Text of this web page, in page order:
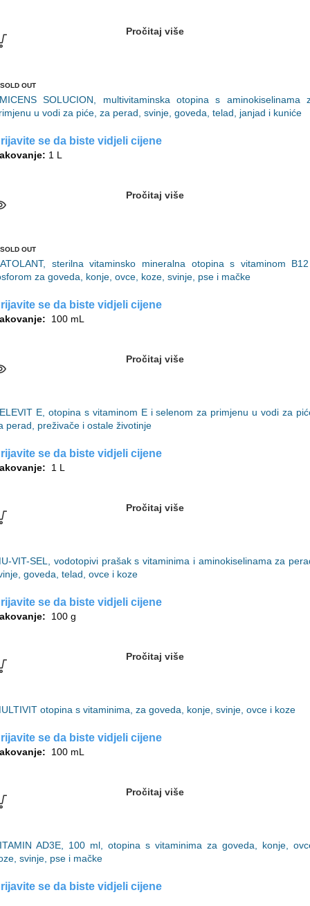
Pročitaj više
SOLD OUT
SOLUCION, multivitaminska otopina s aminokiselinama
u vodi za piće, za perad, svinje, goveda, telad, janjad i kuniće
se da biste vidjeli cijene
1 L
Pročitaj više
SOLD OUT
sterilna vitaminsko mineralna otopina s vitaminom
za goveda, konje, ovce, koze, svinje, pse i mačke
se da biste vidjeli cijene
100 mL
Pročitaj više
E, otopina s vitaminom E i selenom za primjenu u vodi za
perad, preživače i ostale životinje
se da biste vidjeli cijene
1 L
Pročitaj više
VIT-SEL, vodotopivi prašak s vitaminima i aminokiselinama za
goveda, telad, ovce i koze
se da biste vidjeli cijene
100 g
Pročitaj više
otopina s vitaminima, za goveda, konje, svinje, ovce i koze
se da biste vidjeli cijene
100 mL
Pročitaj više
AD3E, 100 ml, otopina s vitaminima za goveda, konje,
svinje, pse i mačke
se da biste vidjeli cijene